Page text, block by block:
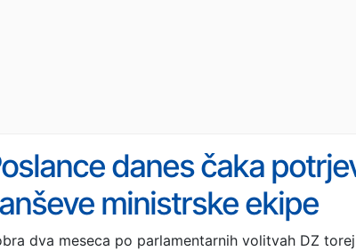
danes čaka
ministrske ekipe
dva meseca po parlamentarnih volitvah DZ